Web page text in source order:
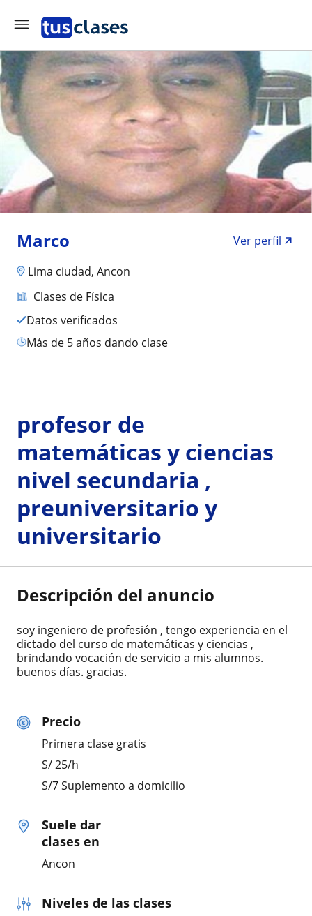
Marco
Ver perfil
Lima ciudad, Ancon
Clases de Física
Datos verificados
más de 5 años dando clase
Precio
Primera clase gratis
S/25/h
S/7 Suplemento a domicilio
Suele dar
clases en
Ancon
Niveles de las clases
profesor de
matemáticas y ciencias
nivel secundaria ,
preuniversitario y
universitario
Descripción del anuncio
soy ingeniero de profesión , tengo experiencia en el
dictado del curso de matemáticas y ciencias ,
brindando vocación de servicio a mis alumnos.
buenos días. gracias.